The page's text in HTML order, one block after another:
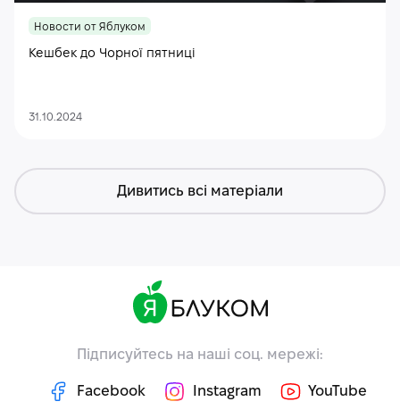
Новости от Яблуком
Кешбек до Чорної пятниці
31.10.2024
Дивитись всі матеріали
Підписуйтесь на наші соц. мережі:
Facebook Instagram YouTube